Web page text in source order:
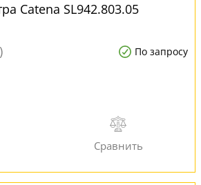
Catena SL942.803.05
По запросу